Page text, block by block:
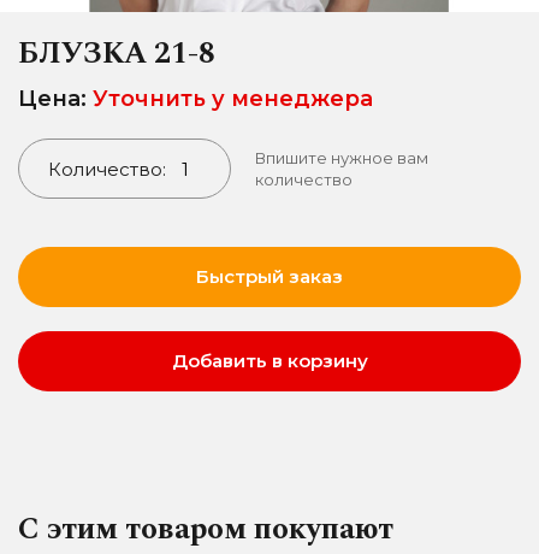
БЛУЗКА 21-8
Цена: Уточнить у менеджера
Количество:
Впишите нужное вам
количество
Быстрый заказ
Добавить в корзину
С этим товаром покупают